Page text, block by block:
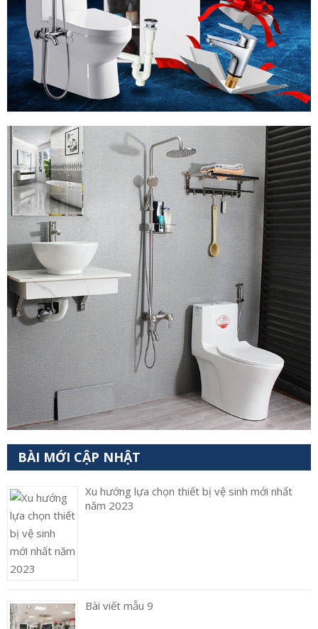
BÀI MỚI CẬP NHẬT
Xu hướng lựa chọn thiết bị vệ sinh mới nhất
năm 2023
Bài viết mẫu 9